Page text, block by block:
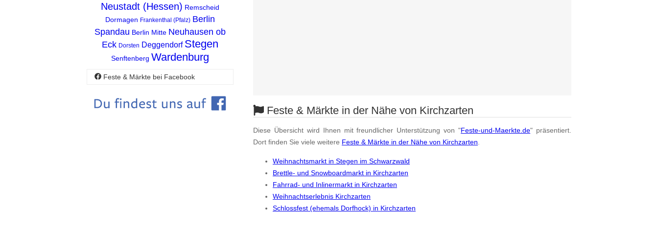
Feste & Märkte in der Nähe von Kirchzarten
Diese Übersicht wird Ihnen mit freundlicher Unterstützung von "Feste-und-Maerkte.de" präsentiert.
Dort finden Sie viele weitere Feste & Märkte in der Nähe von Kirchzarten.
Weihnachtsmarkt in Stegen im Schwarzwald
Brettle- und Snowboardmarkt in Kirchzarten
Fahrrad- und Inlinermarkt in Kirchzarten
Weihnachtserlebnis Kirchzarten
Schlossfest (ehemals Dorfhock) in Kirchzarten
Neustadt (Hessen) Remscheid
Dormagen Frankenthal (Pfalz) Berlin
Spandau Berlin Mitte Neuhausen ob
Eck Dorsten Deggendorf Stegen
Senftenberg Wardenburg
Feste & Märkte bei Facebook